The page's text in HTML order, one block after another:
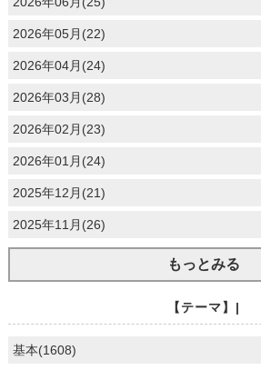
2026年05月(22)
2026年04月(24)
2026年03月(28)
2026年02月(23)
2026年01月(24)
2025年12月(21)
2025年11月(26)
もっとみる
【テーマ】|
基本(1608)